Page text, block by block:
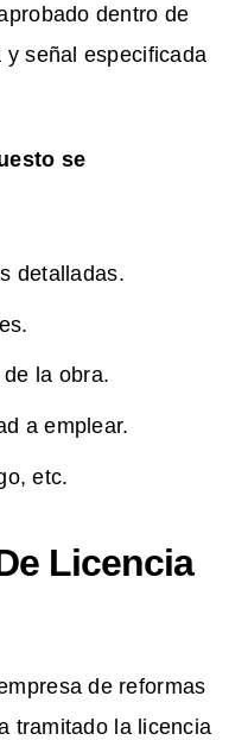
dentro de
señal especificada
se
detalladas.
la obra.
a emplear.
etc.
Licencia
de reformas
tramitado la licencia